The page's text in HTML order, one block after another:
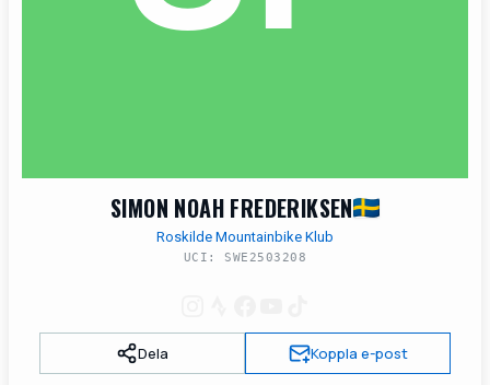
SIMON NOAH FREDERIKSEN
Roskilde Mountainbike Klub
UCI: SWE2503208
Dela Koppla e-post